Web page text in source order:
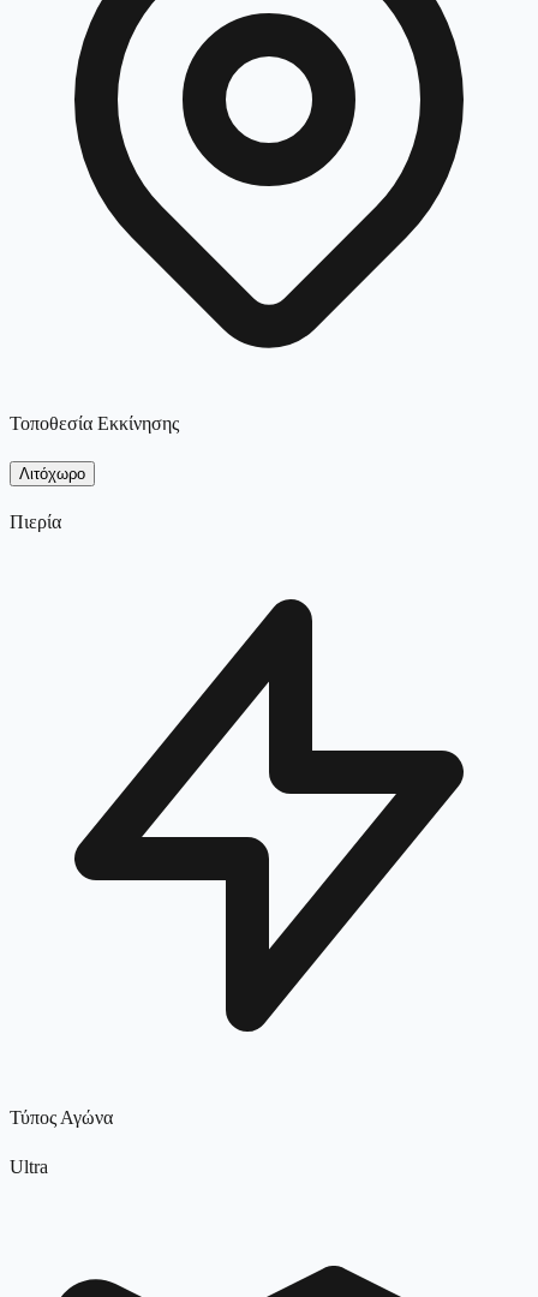
Τοποθεσία Εκκίνησης
Λιτόχωρο
Πιερία
Τύπος Αγώνα
Ultra